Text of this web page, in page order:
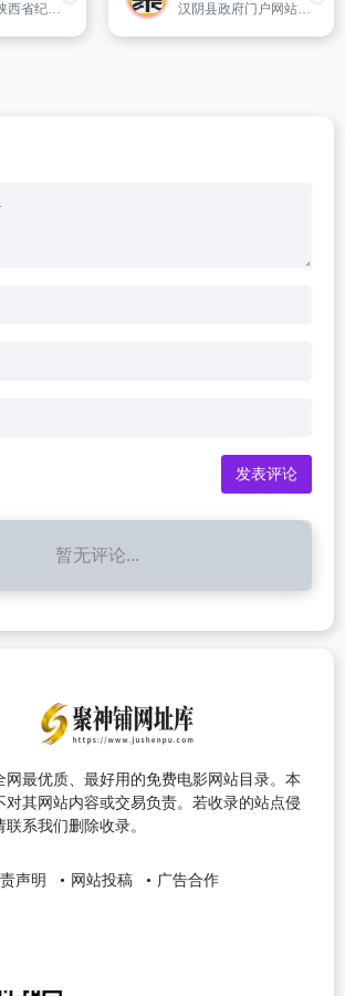
“秦风网”由陕西省纪委、陕西省监察厅主办,是陕西省反腐倡廉宣传教育的网上主阵地,也是联系群众,服务群众的网上平台。“秦风网”曾获“全国纪检监察系统十佳互联网站”称号。 汉阴县政府门户网站 www.hanyin.gov.cn
暂无评论...
网最优质、最好用的免费电影网站目录。本
对其网站内容或交易负责。若收录的站点侵
系我们删除收录。
声明 网站投稿 广告合作